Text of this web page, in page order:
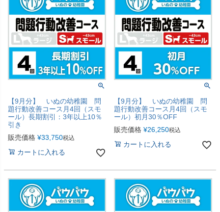
【9月分】 いぬの幼稚園 問
題行動改善コース月4回（スモ
ール）長期割引：3年以上10％
引き
販売価格 ¥33,750税込
カートに入れる
【9月分】 いぬの幼稚園 問
題行動改善コース月4回（スモ
ール）初月30％OFF
販売価格 ¥26,250税込
カートに入れる